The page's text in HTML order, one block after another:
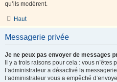
qu’ils modèrent.
Haut
Messagerie privée
Je ne peux pas envoyer de messages
Il y a trois raisons pour cela : vous
l’administrateur a désactivé la
l’administrateur vous a empêché